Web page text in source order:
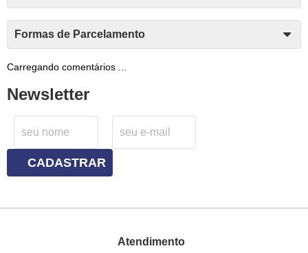
Formas de Parcelamento
Carregando comentários ...
Newsletter
CADASTRAR
Atendimento